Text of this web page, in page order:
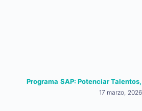
Programa SAP: Potenciar
17 marzo, 2026